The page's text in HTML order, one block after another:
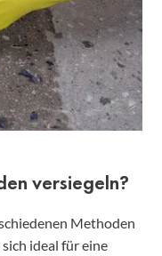
versiegeln?
Methoden
ideal für eine